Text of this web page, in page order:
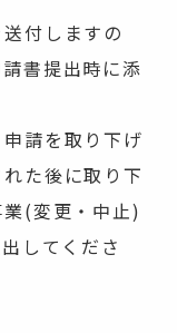
付しますの
書提出時に添
請を取り下げ
た後に取り下
(変更・中止)
してくださ